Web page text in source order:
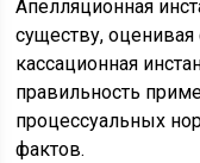
Апелляционная
существу,
кассационная
правильность
процессуальных
фактов.